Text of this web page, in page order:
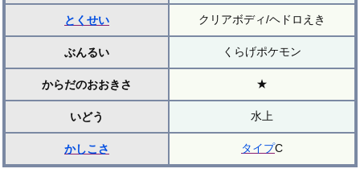
とくせい クリアボディ/ヘドロえき
ぶんるい くらげポケモン
からだのおおきさ ★
いどう 水上
かしこさ タイプC